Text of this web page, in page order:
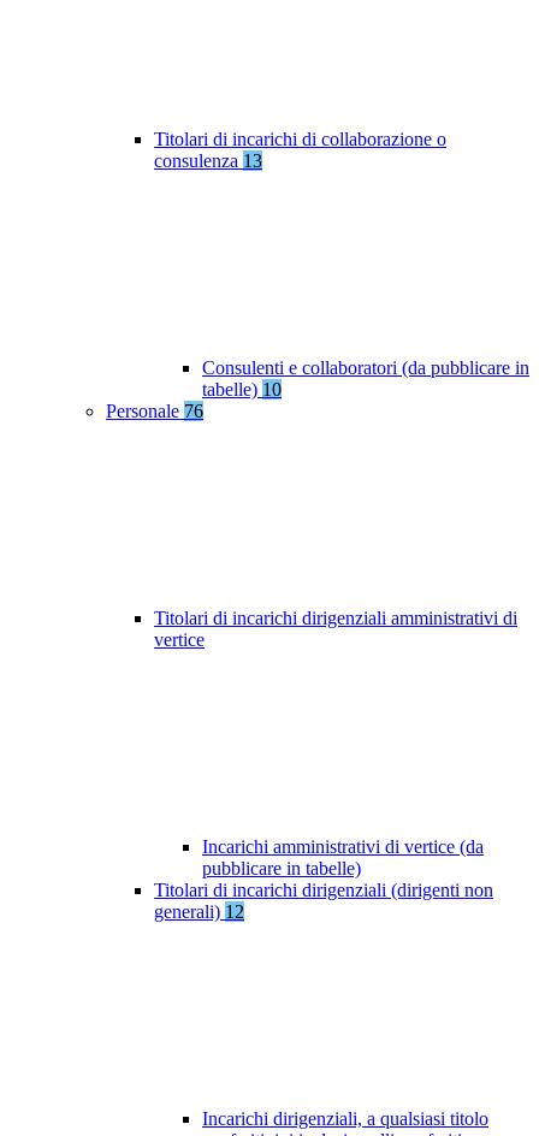
Titolari di incarichi di collaborazione o
consulenza 13
Consulenti e collaboratori (da pubblicare in
tabelle) 10
Personale 76
Titolari di incarichi dirigenziali amministrativi di
vertice
Incarichi amministrativi di vertice (da
pubblicare in tabelle)
Titolari di incarichi dirigenziali (dirigenti non
generali) 12
Incarichi dirigenziali, a qualsiasi titolo